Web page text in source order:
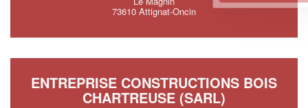
73610 Attignat-Oncin
ENTREPRISE CONSTRUCTIONS BOIS
CHARTREUSE (SARL)